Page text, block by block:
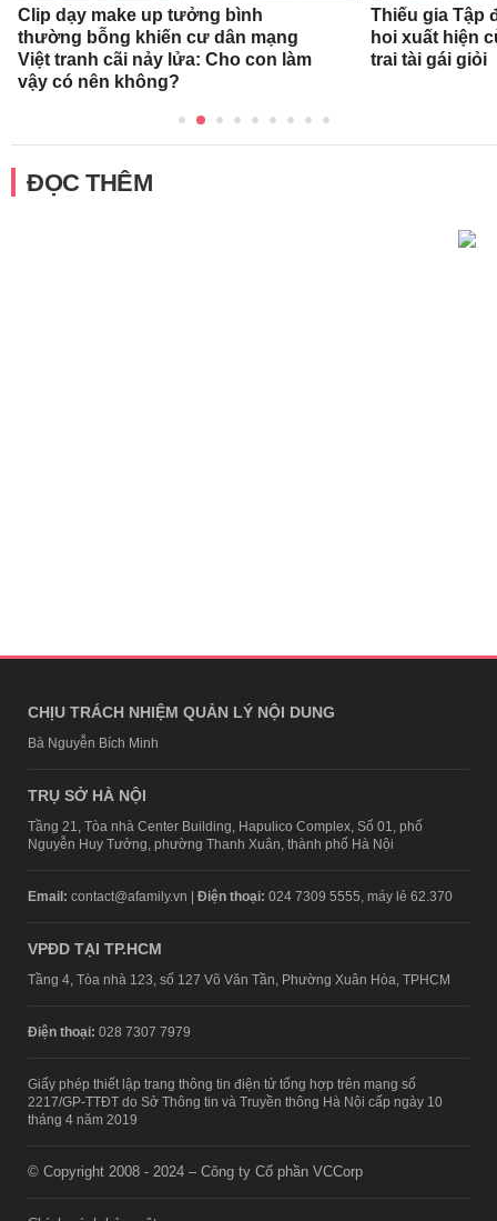
Clip dạy make up tưởng bình
thường bỗng khiến cư dân mạng
Việt tranh cãi nảy lửa: Cho con làm
vậy có nên không?
Thiếu gia Tập
hoi xuất hiện
trai tài gái giỏi
ĐỌC THÊM
CHỊU TRÁCH NHIỆM QUẢN LÝ NỘI DUNG
Bà Nguyễn Bích Minh
TRỤ SỞ HÀ NỘI
Tầng 21, Tòa nhà Center Building, Hapulico Complex, Số 01, phố
Nguyễn Huy Tưởng, phường Thanh Xuân, thành phố Hà Nội
Email: contact@afamily.vn | Điện thoại: 024 7309 5555, máy lẻ 62.370
VPĐD TẠI TP.HCM
Tầng 4, Tòa nhà 123, số 127 Võ Văn Tần, Phường Xuân Hòa, TPHCM
Điện thoại: 028 7307 7979
Giấy phép thiết lập trang thông tin điện tử tổng hợp trên mạng số
2217/GP-TTĐT do Sở Thông tin và Truyền thông Hà Nội cấp ngày 10
tháng 4 năm 2019
© Copyright 2008 - 2024 – Công ty Cổ phần VCCorp